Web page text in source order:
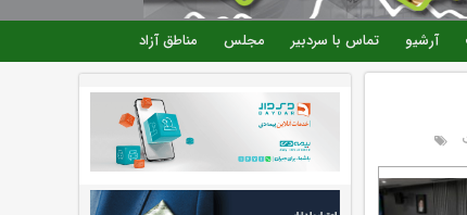
آرشیو تماس با سردبیر مجلس مناطق آزاد